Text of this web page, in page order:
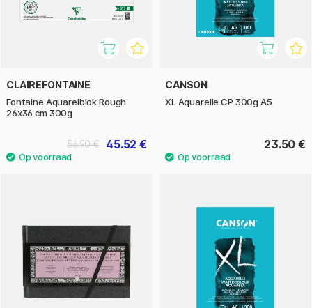
CLAIREFONTAINE
Fontaine Aquarelblok Rough
26x36 cm 300g
45.52 €
56.90 €
CANSON
XL Aquarelle CP 300g A5
23.50 €